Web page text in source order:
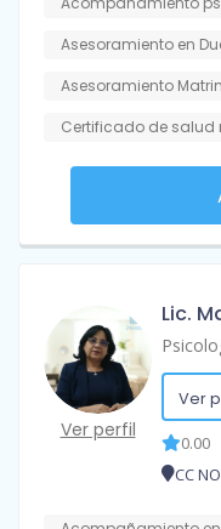
Asesoramiento en
Asesoramiento
Certificado de salud
Ver perfil
Lic.
Ver
0.00
CC